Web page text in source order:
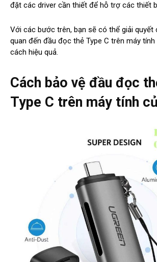
đặt các driver cần thiết để hỗ trợ các thiết
Với các bước trên, bạn sẽ có thể giải quyết
quan đến đầu đọc thẻ Type C trên máy
cách hiệu quả.
Cách bảo vệ đầu đọc
Type C trên máy tính